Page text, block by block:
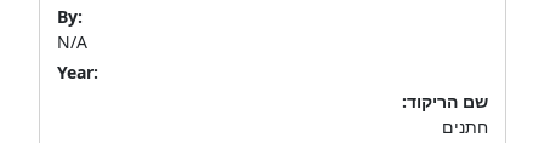
By:
N/A
Year:
שם הריקוד:
חתנים